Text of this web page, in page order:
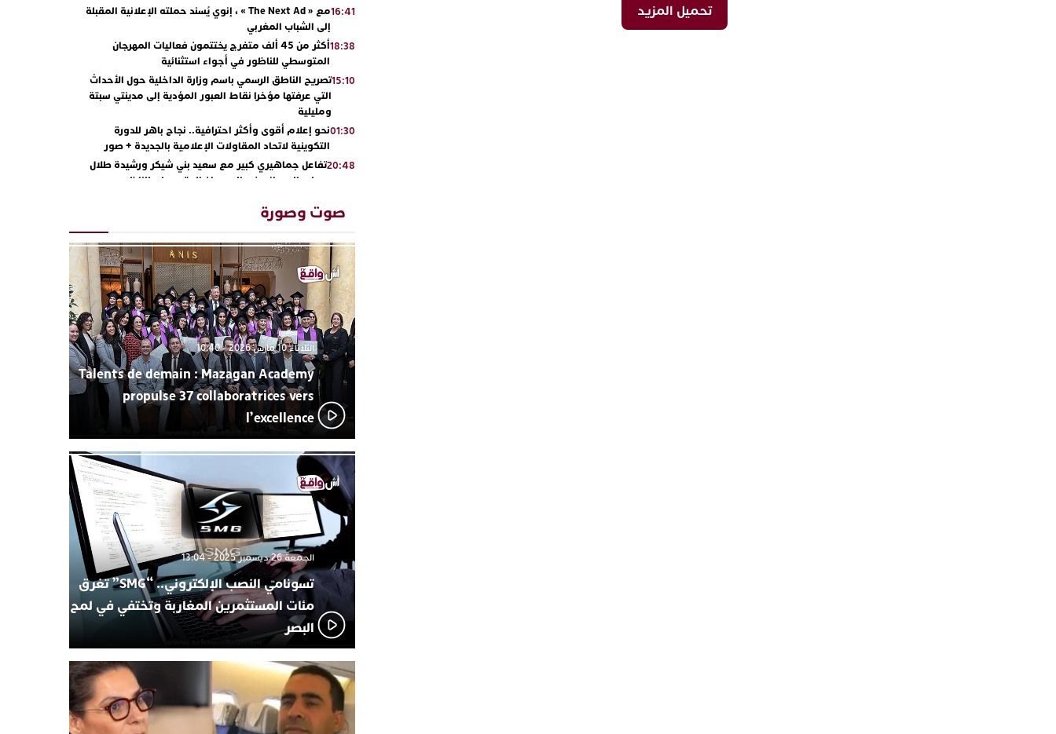
تحميل المزيد
16:41
مع « The Next Ad » ، إنوي يُسند حملته الإعلانية المقبلة
إلى الشباب المغربي
18:38
أكثر من 45 ألف متفرج يختتمون فعاليات المهرجان
المتوسطي للناظور في أجواء استثنائية
15:10تصريح الناطق الرسمي باسم وزارة الداخلية حول الأحداث
التي عرفتها مؤخرا نقاط العبور المؤدية إلى مدينتي سبتة
ومليلية
01:30نحو إعلام أقوى وأكثر احترافية.. نجاح باهر للدورة
التكوينية لاتحاد المقاولات الإعلامية بالجديدة + صور
20:48تفاعل جماهيري كبير مع سعيد بني شيكر ورشيدة طلال
ووليد الرحماني في المهرجان المتوسطي للناظور
22:36أبوظبي تحتفي بالذكرى السابعة والعشرين لعيد العرش
المجيد بحضور سمو الشيخ زايد بن محمد بن زايد وسمو
الشيخ نهيان بن مبارك
13:30دنيا بوطازوت تواصل تألقها الفني وتؤكد مكانتها بأداء
مميز في “كوفرة فالغيس”
19:11يقظة أمنية تنهي كابوس الفتاة القاصر: كواليس مثيرة
لعملية تحرير رهينتين من قبضة ذي سوابق بالجديدة
17:27اتحاد المقاولات الإعلامية يقود قاطرة التكوين بالجديدة
ويستضيف الإعلامي سعيد بلفقير في دورة استثنائية
صوت وصورة
الثلاثاء 10 مارس 2026 - 10:40
Talents de demain : Mazagan Academy
propulse 37 collaboratrices vers
l’excellence
الجمعة 26 ديسمبر 2025 - 13:04
تسونامي النصب الإلكتروني.. “SMG” تغرق
مئات المستثمرين المغاربة وتختفي في لمح
البصر